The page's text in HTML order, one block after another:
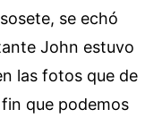
se echó
John estuvo
las fotos que de
que podemos